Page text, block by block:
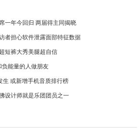
一年今回归 两届得主同揭晓
者担心软件泄露面部特征数据
短裤大秀美腿超自信
负能量的人做朋友
生 或新增手机音质排行榜
设计师就是乐团团员之一